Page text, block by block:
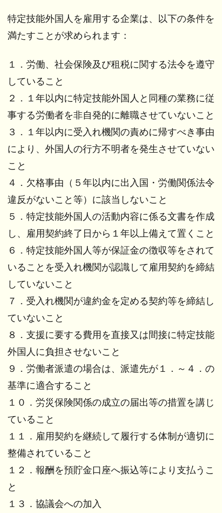
特定技能外国人を雇用する企業は、以下の条件を
満たすことが求められます：
１．労働、社会保険及び租税に関する法令を遵守
していること
２．１年以内に特定技能外国人と同種の業務に従
事する労働者を非自発的に離職させていないこと
３．１年以内に受入れ機関の責めに帰すべき事由
により、外国人の行方不明者を発生させていない
こと
４．欠格事由（５年以内に出入国・労働関係法令
違反がないこと等）に該当しないこと
５．特定技能外国人の活動内容に係る文書を作成
し、雇用契約終了日から１年以上備えて置くこと
６．特定技能外国人等が保証金の徴収等をされて
いることを受入れ機関が認識して雇用契約を締結
していないこと
７．受入れ機関が違約金を定める契約等を締結し
ていないこと
８．支援に要する費用を直接又は間接に特定技能
外国人に負担させないこと
９．労働者派遣の場合は、派遣先が１．～４．の
基準に適合すること
１０．労災保険関係の成立の届出等の措置を講じ
ていること
１１．雇用契約を継続して履行する体制が適切に
整備されていること
１２．報酬を預貯金口座へ振込等により支払うこ
と
１３．協議会への加入